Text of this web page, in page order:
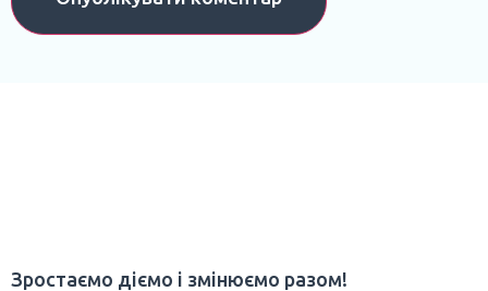
Зростаємо діємо і змінюємо разом!